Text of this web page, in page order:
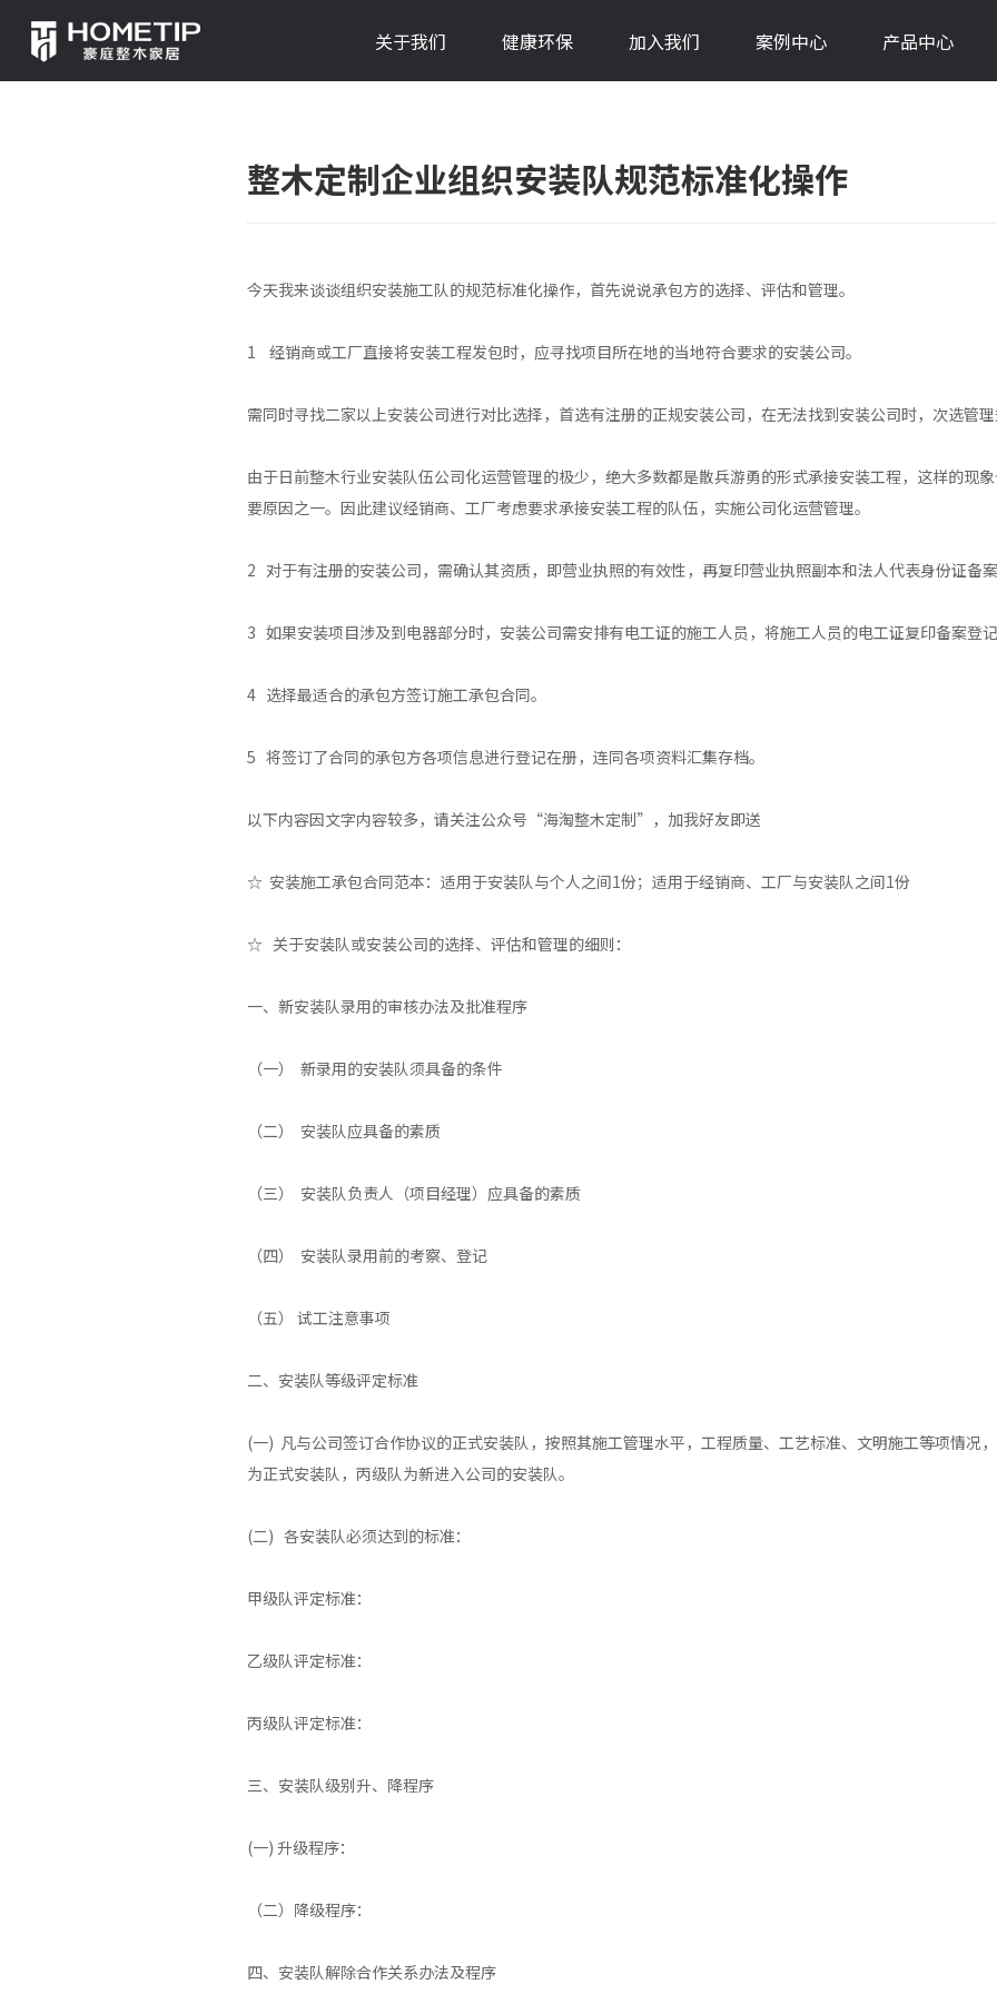
关于我们 健康环保 加入我们 案例中心 产品中心
整木定制企业组织安装队规范标准化操作
今天我来谈谈组织安装施工队的规范标准化操作，首先说说承包方的选择、评估和管理。
1 经销商或工厂直接将安装工程发包时，应寻找项目所在地的当地符合要求的安装公司。
需同时寻找二家以上安装公司进行对比选择，首选有注册的正规安装公司，在无法找到安装公司时，次选管理
由于日前整木行业安装队伍公司化运营管理的极少，绝大多数都是散兵游勇的形式承接安装工程，这样的现
要原因之一。因此建议经销商、工厂考虑要求承接安装工程的队伍，实施公司化运营管理。
2 对于有注册的安装公司，需确认其资质，即营业执照的有效性，再复印营业执照副本和法人代表身份证备案
3 如果安装项目涉及到电器部分时，安装公司需安排有电工证的施工人员，将施工人员的电工证复印备案登记
4 选择最适合的承包方签订施工承包合同。
5 将签订了合同的承包方各项信息进行登记在册，连同各项资料汇集存档。
以下内容因文字内容较多，请关注公众号“海淘整木定制”，加我好友即送
☆ 安装施工承包合同范本：适用于安装队与个人之间1份；适用于经销商、工厂与安装队之间1份
☆ 关于安装队或安装公司的选择、评估和管理的细则：
一、新安装队录用的审核办法及批准程序
（一） 新录用的安装队须具备的条件
（二） 安装队应具备的素质
（三） 安装队负责人（项目经理）应具备的素质
（四） 安装队录用前的考察、登记
（五） 试工注意事项
二、安装队等级评定标准
(一) 凡与公司签订合作协议的正式安装队，按照其施工管理水平，工程质量、工艺标准、文明施工等项情况
为正式安装队，丙级队为新进入公司的安装队。
(二) 各安装队必须达到的标准：
甲级队评定标准：
乙级队评定标准：
丙级队评定标准：
三、安装队级别升、降程序
(一) 升级程序：
（二）降级程序：
四、安装队解除合作关系办法及程序